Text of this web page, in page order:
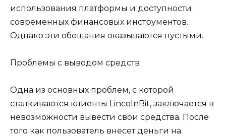
использования платформы и доступности
современных финансовых инструментов.
Однако эти обещания оказываются пустыми.
Проблемы с выводом средств
Одна из основных проблем, с которой
сталкиваются клиенты LincolnBit, заключается в
невозможности вывести свои средства. После
того как пользователь внесет деньги на